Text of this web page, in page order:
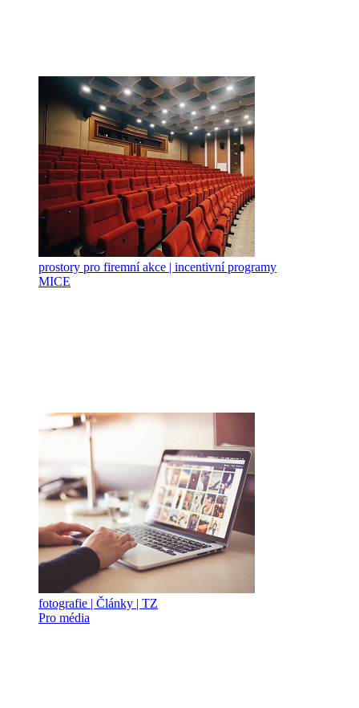
prostory pro firemní akce | incentivní programy
MICE
fotografie | Články | TZ
Pro média